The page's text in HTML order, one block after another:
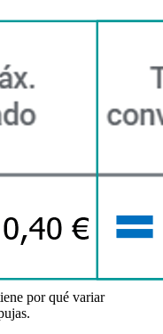
por qué variar